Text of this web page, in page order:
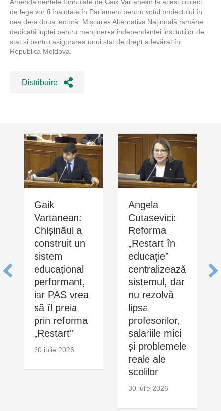
Amendamentele formulate de Gaik Vartanean la acest proiect
de lege vor fi înaintate în Parlament pentru votul proiectului în
cea de-a doua lectură. Mișcarea Alternativa Națională rămâne
dedicată luptei pentru menținerea independenței instituțiilor de
stat și pentru asigurarea unui stat de drept adevărat în
Republica Moldova.
Distribuire
Gaik
Vartanean:
Chișinăul a
construit un
sistem
educațional
performant,
iar PAS vrea
să îl preia
prin reforma
„Restart”
30 iulie 2026
Angela
Cutasevici:
Reforma
„Restart în
educație”
centralizează
sistemul, dar
nu rezolvă
lipsa
profesorilor,
salariile mici
și problemele
reale ale
școlilor
30 iulie 2026